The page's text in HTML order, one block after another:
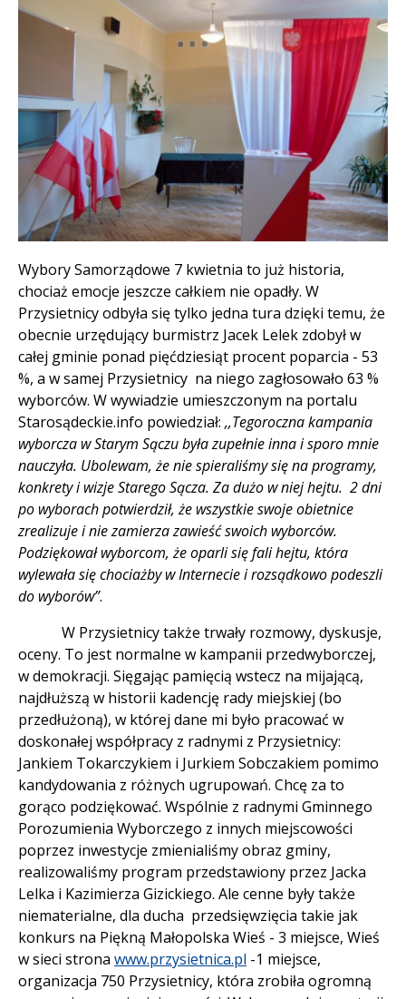
Treść
Wybory Samorządowe 7 kwietnia to już historia,
chociaż emocje jeszcze całkiem nie opadły. W
Przysietnicy odbyła się tylko jedna tura dzięki temu, że
obecnie urzędujący burmistrz Jacek Lelek zdobył w
całej gminie ponad pięćdziesiąt procent poparcia - 53
%, a w samej Przysietnicy na niego zagłosowało 63 %
wyborców. W wywiadzie umieszczonym na portalu
Starosądeckie.info powiedział: ,,Tegoroczna kampania
wyborcza w Starym Sączu była zupełnie inna i sporo mnie
nauczyła. Ubolewam, że nie spieraliśmy się na programy,
konkrety i wizje Starego Sącza. Za dużo w niej hejtu. 2 dni
po wyborach potwierdził, że wszystkie swoje obietnice
zrealizuje i nie zamierza zawieść swoich wyborców.
Podziękował wyborcom, że oparli się fali hejtu, która
wylewała się chociażby w Internecie i rozsądkowo podeszli
do wyborów”.
W Przysietnicy także trwały rozmowy, dyskusje,
oceny. To jest normalne w kampanii przedwyborczej,
w demokracji. Sięgając pamięcią wstecz na mijającą,
najdłuższą w historii kadencję rady miejskiej (bo
przedłużoną), w której dane mi było pracować w
doskonałej współpracy z radnymi z Przysietnicy:
Jankiem Tokarczykiem i Jurkiem Sobczakiem pomimo
kandydowania z różnych ugrupowań. Chcę za to
gorąco podziękować. Wspólnie z radnymi Gminnego
Porozumienia Wyborczego z innych miejscowości
poprzez inwestycje zmienialiśmy obraz gminy,
realizowaliśmy program przedstawiony przez Jacka
Lelka i Kazimierza Gizickiego. Ale cenne były także
niematerialne, dla ducha przedsięwzięcia takie jak
konkurs na Piękną Małopolska Wieś - 3 miejsce, Wieś
w sieci strona www.przysietnica.pl -1 miejsce,
organizacja 750 Przysietnicy, która zrobiła ogromną